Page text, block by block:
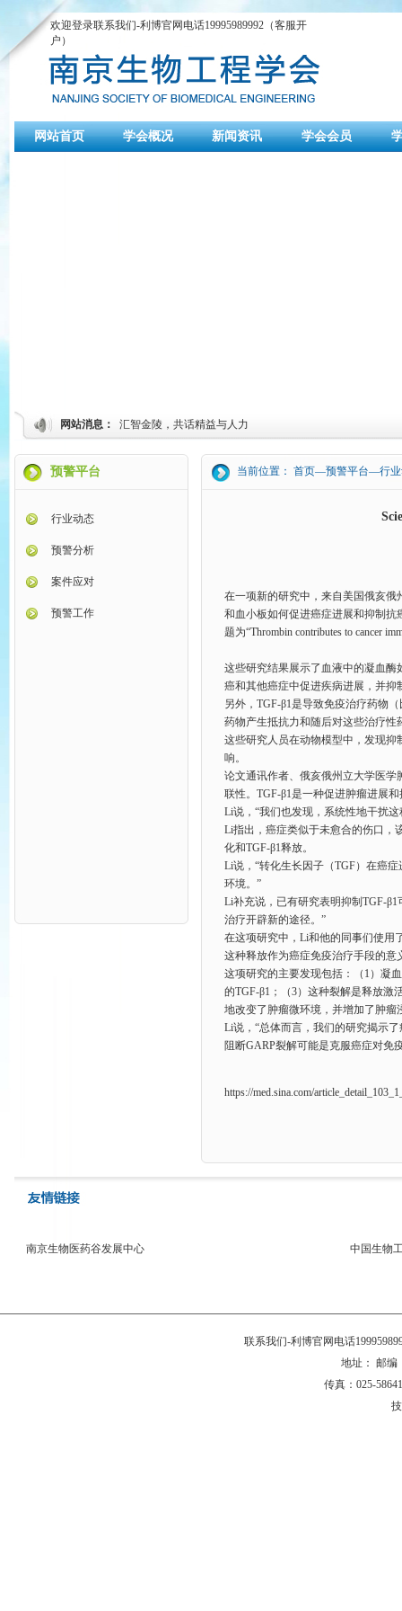
欢迎登录联系我们-利博官网电话19995989992（客服开
户）
网站首页 学会概况 新闻资讯 学会会员
网站消息： 汇智金陵，共话精益与人力
预警平台
行业动态
预警分析
案件应对
预警工作
当前位置： 首页—预警平台—行
在一项新的研究中，来自美国俄亥俄
和血小板如何促进癌症进展和抑制抗
题为“Thrombin contributes to cancer
这些研究结果展示了血液中的凝血酶
癌和其他癌症中促进疾病进展，并抑
另外，TGF-β1是导致免疫治疗药物
药物产生抵抗力和随后对这些治疗
这些研究人员在动物模型中，发现抑
响。
论文通讯作者、俄亥俄州立大学医学
联性。TGF-β1是一种促进肿瘤进展
Li说，“我们也发现，系统性地干扰
Li指出，癌症类似于未愈合的伤口，
化和TGF-β1释放。
Li说，“转化生长因子（TGF）在癌
环境。”
Li补充说，已有研究表明抑制TGF-
治疗开辟新的途径。”
在这项研究中，Li和他的同事们使用
这种释放作为癌症免疫治疗手段的意
这项研究的主要发现包括：（1）凝
的TGF-β1；（3）这种裂解是释放激
地改变了肿瘤微环境，并增加了肿
Li说，“总体而言，我们的研究揭示
阻断GARP裂解可能是克服癌症对免
https://med.sina.com/
南京生物医药谷发展中心 中国生物
联系我们-利博官网电话
地址： 邮编
传真：025-